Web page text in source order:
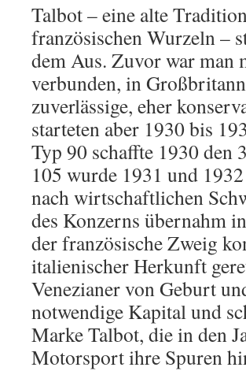
Talbot – eine alte
französischen Wurzeln –
dem Aus. Zuvor war man
verbunden, in
zuverlässige, eher
starteten aber 1930 bis
Typ 90 schaffte 1930 den
105 wurde 1931 und
nach wirtschaftlichen
des Konzerns übernahm
der französische Zweig
italienischer Herkunft
Venezianer von Geburt
notwendige Kapital und
Marke Talbot, die in den
Motorsport ihre Spuren